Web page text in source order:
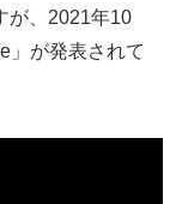
が、2021年10
」が発表されて